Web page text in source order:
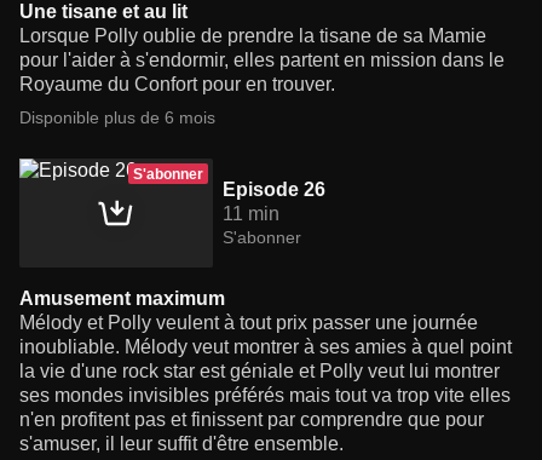
Une tisane et au lit
Lorsque Polly oublie de prendre la tisane de sa Mamie
pour l'aider à s'endormir, elles partent en mission dans le
Royaume du Confort pour en trouver.
Disponible plus de 6 mois
S'abonner
Episode 26
11 min
S'abonner
Amusement maximum
Mélody et Polly veulent à tout prix passer une journée
inoubliable. Mélody veut montrer à ses amies à quel point
la vie d'une rock star est géniale et Polly veut lui montrer
ses mondes invisibles préférés mais tout va trop vite elles
n'en profitent pas et finissent par comprendre que pour
s'amuser, il leur suffit d'être ensemble.